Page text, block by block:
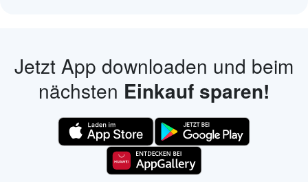
Jetzt App downloaden und beim
nächsten Einkauf sparen!